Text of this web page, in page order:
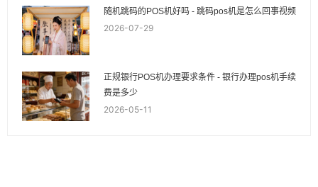
随机跳码的POS机好吗 - 跳码pos机是怎么回事视频
2026-07-29
正规银行POS机办理要求条件 - 银行办理pos机手续
费是多少
2026-05-11